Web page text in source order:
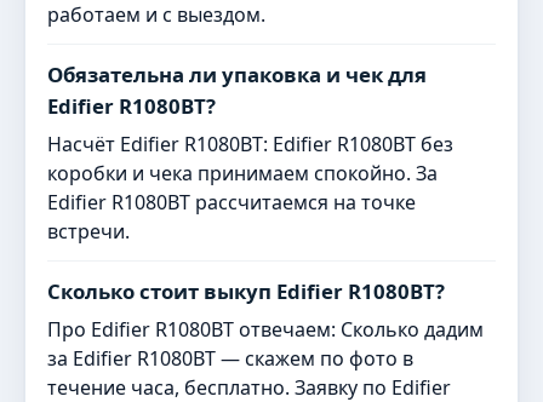
работаем и с выездом.
Обязательна ли упаковка и чек для
Edifier R1080BT?
Насчёт Edifier R1080BT: Edifier R1080BT без
коробки и чека принимаем спокойно. За
Edifier R1080BT рассчитаемся на точке
встречи.
Сколько стоит выкуп Edifier R1080BT?
Про Edifier R1080BT отвечаем: Сколько дадим
за Edifier R1080BT — скажем по фото в
течение часа, бесплатно. Заявку по Edifier